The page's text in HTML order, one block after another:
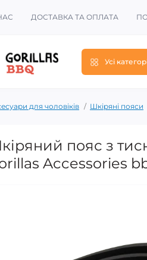
ДОСТАВКА ТА ОПЛАТА
Усі
для чоловіків Шкіряні пояси
пояс з
Accessories